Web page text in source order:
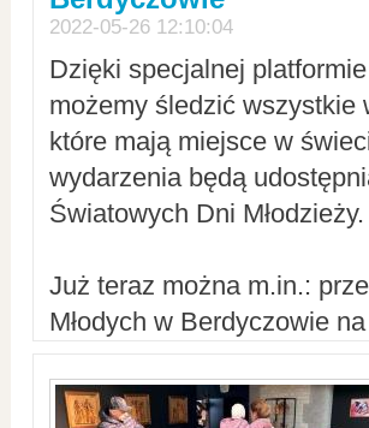
2022-05-26 12:10:04
Dzięki specjalnej
możemy śledzić wszystkie
które mają miejsce w
wydarzenia będą
Światowych Dni Młodzieży.
Już teraz można m.in.:
Młodych w Berdyczowie